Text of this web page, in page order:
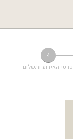
4
פרטי האירוע ותשלום